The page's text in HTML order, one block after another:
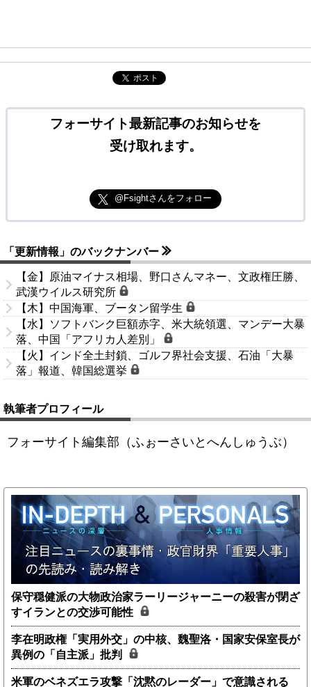
ポスト
フォーサイト最新記事のお知らせを
受け取れます。
@Fsightさんをフォロー
「更新情報」のバックナンバー
【金】原油マイナス相場、野口さんマネー、文政権圧勝、
武漢ウイルス研究所
【木】中国海軍、ブータン留学生
【水】ソフトバンク巨額赤字、米大統領選、マンデー大暴
落、中国「アフリカ人差別」
【火】インド全土封鎖、ゴルフ界社会支援、石油「大暴
落」報道、韓国総選挙
執筆者プロフィール
フォーサイト編集部（ふぉーさいとへんしゅうぶ）
保守穏健派の大物政治家ラーリージャーニーの殺害が閉ざ
すイランとの交渉可能性
李在明政権「実用外交」の中核、魏聖洛・国家安保室長が
異例の「自主派」批判
米軍のベネズエラ攻撃「沈黙のレーダー」で意識される